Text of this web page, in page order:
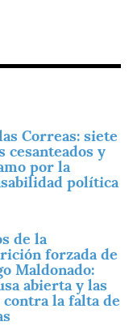
Correas: siete
cesanteados y
por la
política
de la
forzada de
Maldonado:
abierta y las
la falta de